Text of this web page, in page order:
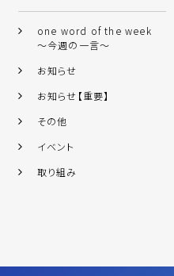
one word of the week
～今週の一言～
お知らせ
お知らせ【重要】
その他
イベント
取り組み